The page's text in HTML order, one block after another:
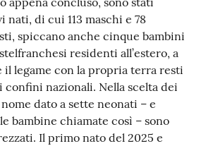
nati, di cui 113 maschi e 78
spiccano anche cinque bambini
residenti all’estero, a
il legame con la propria terra resti
confini nazionali. Nella scelta dei
dato a sette neonati – e
bambine chiamate così – sono
Il primo nato del 2025 e